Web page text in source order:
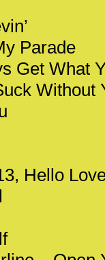
Parade
Get What
Without
Hello